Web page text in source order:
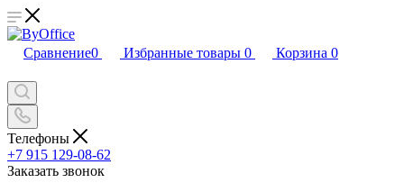
Сравнение0 Избранные товары 0 Корзина 0
Телефоны
+7 915 129-08-62
Заказать звонок